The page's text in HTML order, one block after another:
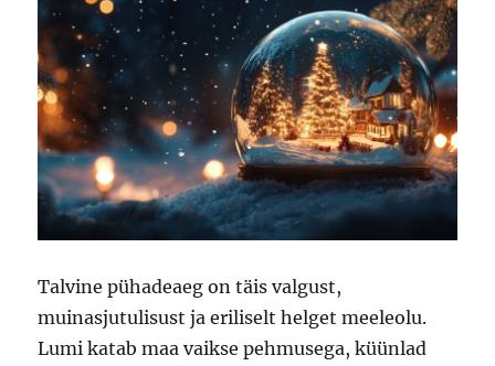
Talvine pühadeaeg on täis valgust,
muinasjutulisust ja eriliselt helget meeleolu.
Lumi katab maa vaikse pehmusega, küünlad